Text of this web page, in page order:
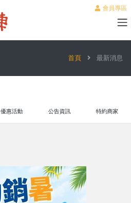
會員專區
首頁 最新消息
優惠活動 公告資訊 特約商家